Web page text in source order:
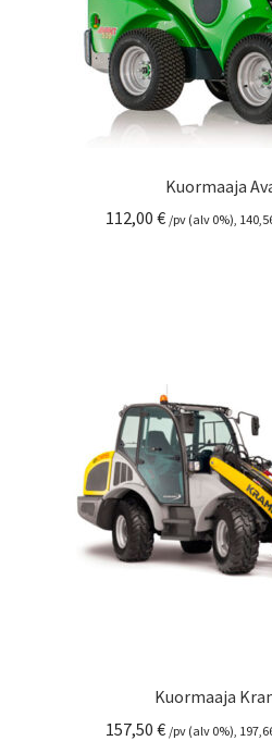
Kuormaaja
112,00 € /pv (alv 0%),
Kuormaaja
157,50 € /pv (alv 0%),